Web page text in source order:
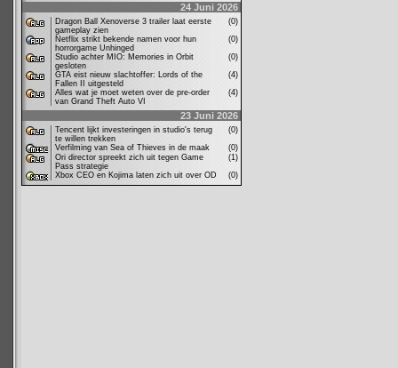
24 Juni 2026
Dragon Ball Xenoverse 3 trailer laat eerste
gameplay zien
(0)
Netflix strikt bekende namen voor hun
horrorgame Unhinged
(0)
Studio achter MIO: Memories in Orbit
gesloten
(0)
GTA eist nieuw slachtoffer: Lords of the
Fallen II uitgesteld
(4)
Alles wat je moet weten over de pre-order
van Grand Theft Auto VI
(4)
23 Juni 2026
Tencent lijkt investeringen in studio's terug
te willen trekken
(0)
Verfilming van Sea of Thieves in de maak
(0)
Ori director spreekt zich uit tegen Game
Pass strategie
(1)
Xbox CEO en Kojima laten zich uit over OD
(0)